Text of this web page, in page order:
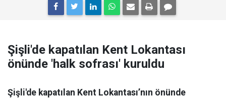
Şişli'de kapatılan Kent Lokantası
önünde 'halk sofrası' kuruldu
Şişli'de kapatılan Kent Lokantası’nın önünde